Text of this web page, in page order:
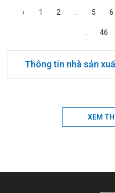
‹ 1 2 5 6
46
Thông tin nhà sản
XEM